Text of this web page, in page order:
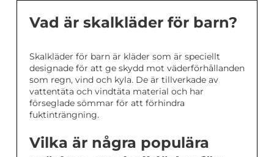
Vad är skalkläder för barn?
Skalkläder för barn är kläder som är speciellt
designade för att ge skydd mot väderförhållanden
som regn, vind och kyla. De är tillverkade av
vattentäta och vindtäta material och har
förseglade sömmar för att förhindra
fuktinträngning.
Vilka är några populära